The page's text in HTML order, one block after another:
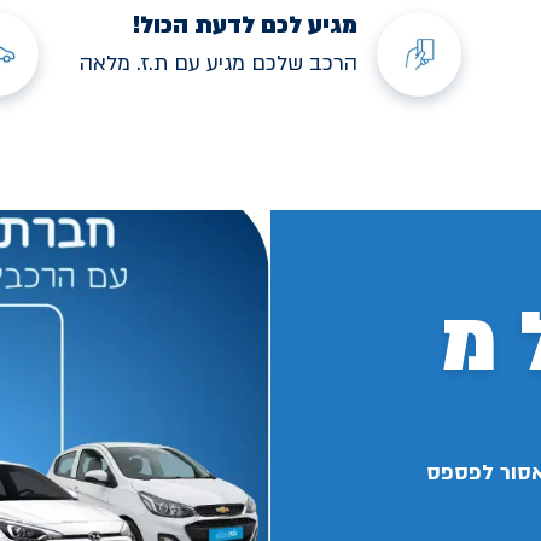
מגיע לכם לדעת הכול!
הרכב שלכם מגיע עם ת.ז. מלאה
מ
לפספס